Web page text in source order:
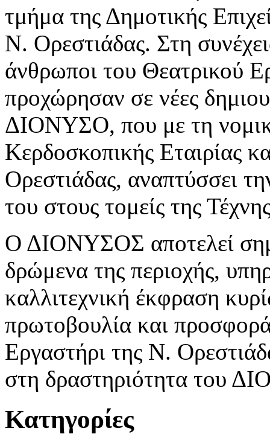
τμήμα της Δημοτικής
Ν. Ορεστιάδας. Στη
άνθρωποι του Θεατρικού
προχώρησαν σε νέες
ΔΙΟΝΥΣΟ, που με τη
Κερδοσκοπικής Εταιρίας
Ορεστιάδας, αναπτύσσει
του στους τομείς της
Ο ΔΙΟΝΥΣΟΣ αποτελεί
δρώμενα της περιοχής,
καλλιτεχνική έκφραση
πρωτοβουλία και
Εργαστήρι της Ν.
στη δραστηριότητα του
Κατηγορίες